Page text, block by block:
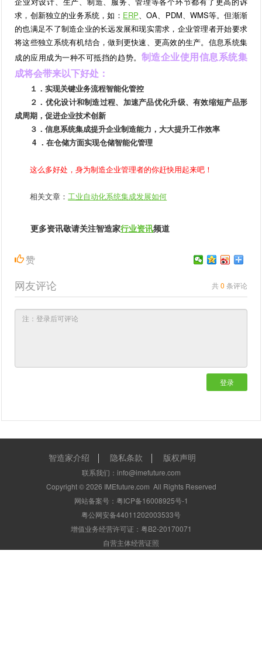
求，创新独立的业务系统，如： ERP、OA、PDM、WMS等。但渐渐
的也满足不了制造企业的长远发展和现实需求，企业管理者开始要求
将这些独立系统有机结合，做到更快速、更高效的生产。信息系统集
成的应用成为一种不可抵挡的趋势。 制造企业使用信息系统集
成将会带来以下好处：
１．实现关键业务流程智能化管控
２．优化设计和制造过程、加速产品优化升级、有效缩短产品形
成周期，促进企业技术创新
３．信息系统集成提升企业制造能力，大大提升工作效率
4 ．在仓储方面实现仓储智能化管理
这么多好处，身为制造企业管理者的你赶快用起来吧！
相关文章：工业自动化系统集成发展如何
更多资讯敬请关注智造家行业资讯频道
赞
网友评论 共0 条评论
登录
智造家介绍 隐私条款 版权声明
联系我们：info@imefuture.com
Copyright ©2026 IMEfuture.com All Rights Reserved
网站备案号：粤ICP备16008925号-1
粤公网安备44011202003533号
增值业务经营许可证：粤B2-20170071
自营主体经营证照